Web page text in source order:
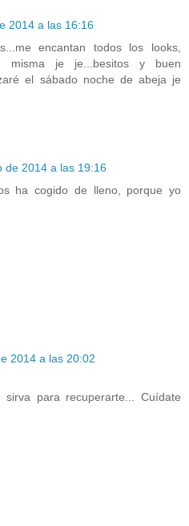
2014 a las 16:16
encantan todos los looks,
misma je je...besitos y buen
el sábado noche de abeja je
de 2014 a las 19:16
ha cogido de lleno, porque yo
2014 a las 20:02
para recuperarte... Cuídate